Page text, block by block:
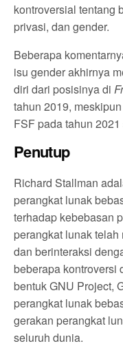
kontroversial tentang
privasi, dan gender.
Beberapa
isu gender akhirnya
diri dari posisinya di
tahun 2019,
FSF pada tahun
Penutup
Richard Stallman
perangkat lunak
terhadap kebebasan
perangkat lunak
dan berinteraksi
beberapa kontroversi
bentuk GNU Project,
perangkat lunak
gerakan perangkat
seluruh dunia.